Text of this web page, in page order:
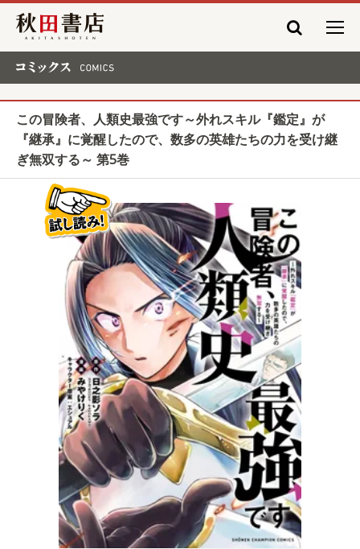
秋田書店
この冒険者、人類史最強です～外れスキル『鑑定』が
『継承』に覚醒したので、数多の英雄たちの力を受け継
ぎ無双する～ 第5巻